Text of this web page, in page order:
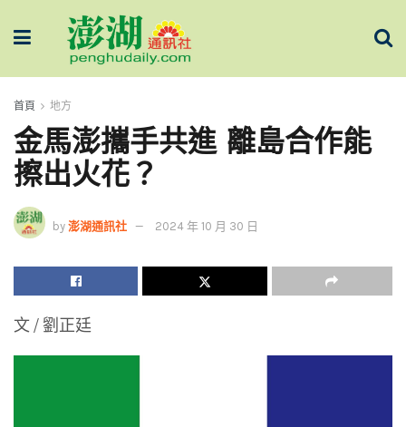
首頁 地方
金馬澎攜手共進 離島合作能
擦出火花？
by 澎湖通訊社 2024 年 10 月 30 日
文 / 劉正廷